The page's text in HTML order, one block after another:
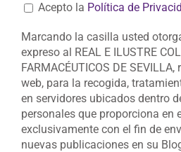
Acepto la Política de
Marcando la casilla usted
expreso al REAL E ILUSTRE
FARMACÉUTICOS DE
web, para la recogida,
en servidores ubicados dentro
personales que proporciona en
exclusivamente con el fin de
nuevas publicaciones en su